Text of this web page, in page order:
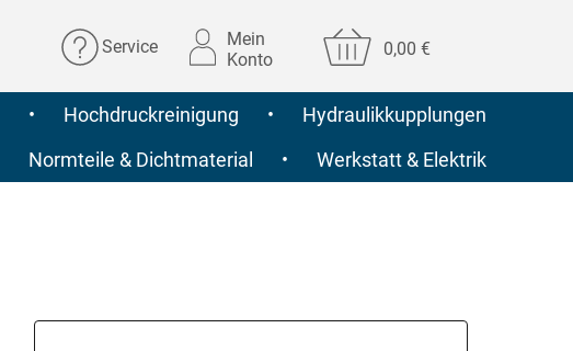
Service
Mein
Konto
0,00 €
• Hochdruckreinigung •
Hydraulikkupplungen
Normteile & Dichtmaterial • Werkstatt & Elektrik